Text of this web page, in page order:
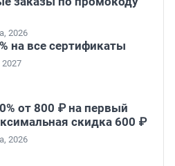
2026
на все сертификаты
2027
от 800 ₽ на первый
скидка 600 ₽
2026